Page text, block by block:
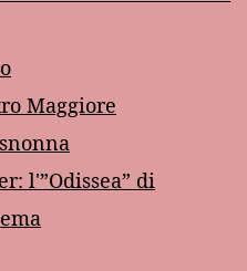
Maggiore
l'”Odissea” di